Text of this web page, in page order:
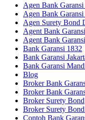
Agen Bank Garansi
Agen Bank Garansi
Agen Surety Bond
Agent Bank
Agent Bank
Bank Garansi 1832
Bank Garansi
Bank Garansi
Blog
Broker Bank
Broker Bank
Broker Surety Bond
Broker Surety Bond
Contoh Bank